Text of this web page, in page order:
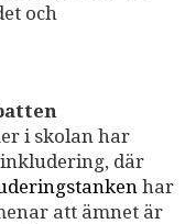
och
i skolan har
där
har
att ämnet är